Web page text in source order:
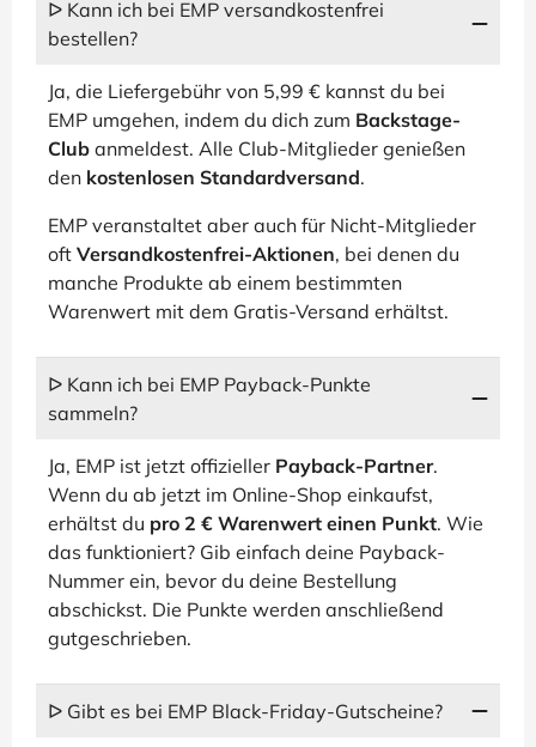
ᐅ Kann ich bei EMP versandkostenfrei
bestellen?
Ja, die Liefergebühr von 5,99 € kannst du bei
EMP umgehen, indem du dich zum Backstage-
Club anmeldest. Alle Club-Mitglieder genießen
den kostenlosen Standardversand.
EMP veranstaltet aber auch für Nicht-Mitglieder
oft Versandkostenfrei-Aktionen, bei denen du
manche Produkte ab einem bestimmten
Warenwert mit dem Gratis-Versand erhältst.
ᐅ Kann ich bei EMP Payback-Punkte
sammeln?
Ja, EMP ist jetzt offizieller Payback-Partner.
Wenn du ab jetzt im Online-Shop einkaufst,
erhältst du pro 2 € Warenwert einen Punkt. Wie
das funktioniert? Gib einfach deine Payback-
Nummer ein, bevor du deine Bestellung
abschickst. Die Punkte werden anschließend
gutgeschrieben.
ᐅ Gibt es bei EMP Black-Friday-Gutscheine?